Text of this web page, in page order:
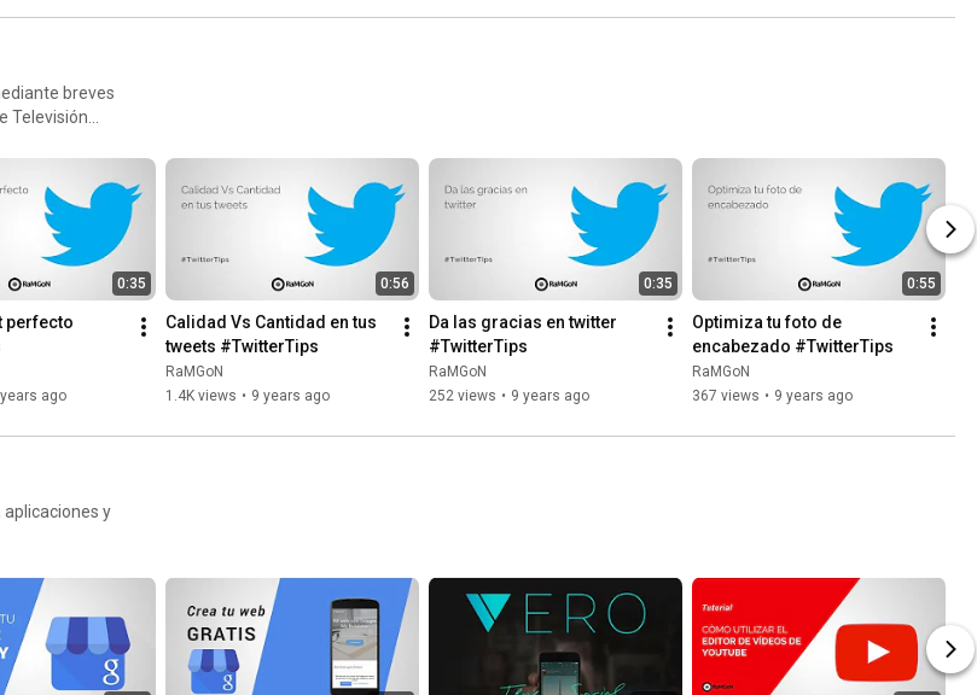
breves
0:35
perfecto
ago
0:56
Calidad Vs Cantidad en tus
tweets #TwitterTips
RaMGoN
1.4K views • 9 years ago
0:35
Da las gracias en twitter
#TwitterTips
RaMGoN
252 views • 9 years ago
0:55
Optimiza tu foto de
encabezado #TwitterTips
RaMGoN
367 views • 9 years ago
y